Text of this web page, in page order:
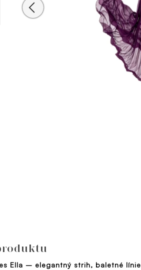
Ella – elegantný strih, baletné línie